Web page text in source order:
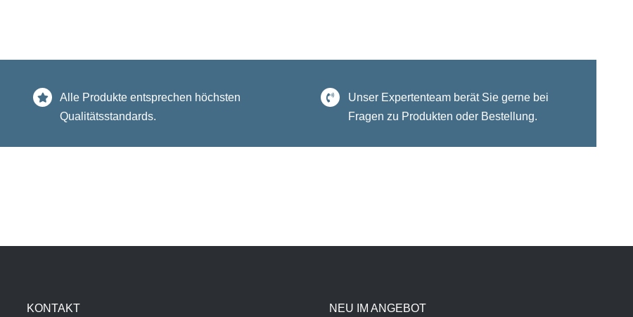
Alle Produkte entsprechen höchsten
Qualitätsstandards.
Unser Expertenteam berät Sie gerne bei
Fragen zu Produkten oder Bestellung.
KONTAKT NEU IM ANGEBOT